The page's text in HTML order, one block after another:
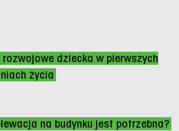
rozwojowe dziecka w pierwszych
życia
na budynku jest potrzebna?